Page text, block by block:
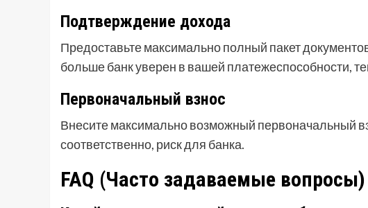
Подтверждение дохода
Предоставьте максимально полный пакет
больше банк уверен в вашей платежеспособности,
Первоначальный взнос
Внесите максимально возможный первоначальный
соответственно, риск для банка.
FAQ (Часто задаваемые вопросы)